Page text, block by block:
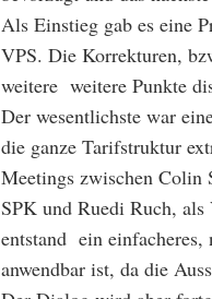
Als Einstieg gab es eine
VPS. Die Korrekturen,
weitere weitere Punkte
Der wesentlichste war
die ganze Tarifstruktur
Meetings zwischen Colin
SPK und Ruedi Ruch,
entstand ein
anwendbar ist, da die